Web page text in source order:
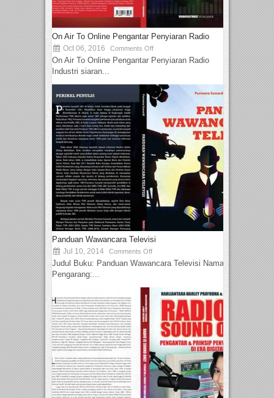
On Air To Online Pengantar Penyiaran Radio
Oct 06, 2016 Comments Off
On Air To Online Pengantar Penyiaran Radio
Industri siaran...
Panduan Wawancara Televisi
Jul 10, 2014 Comments Off
Judul Buku: Panduan Wawancara Televisi Nama
Pengarang:...